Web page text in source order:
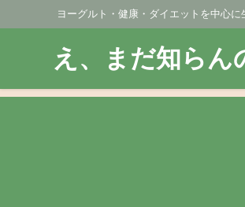
ヨーグルト・健康・ダイエットを中心
え、まだ知らん